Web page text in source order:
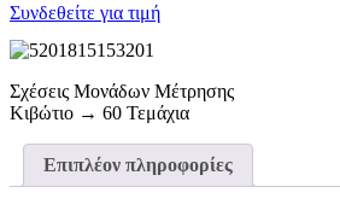
Συνδεθείτε για τιμή
Σχέσεις Μονάδων Μέτρησης
Κιβώτιο → 60 Τεμάχια
Επιπλέον πληροφορίες